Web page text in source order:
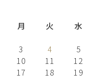
月
火 水
3
4 5
10
11 12
17
18 19